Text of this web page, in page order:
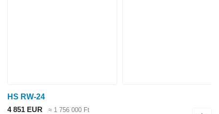
HS RW-24
4 851 EUR
≈ 1 756 000 Ft